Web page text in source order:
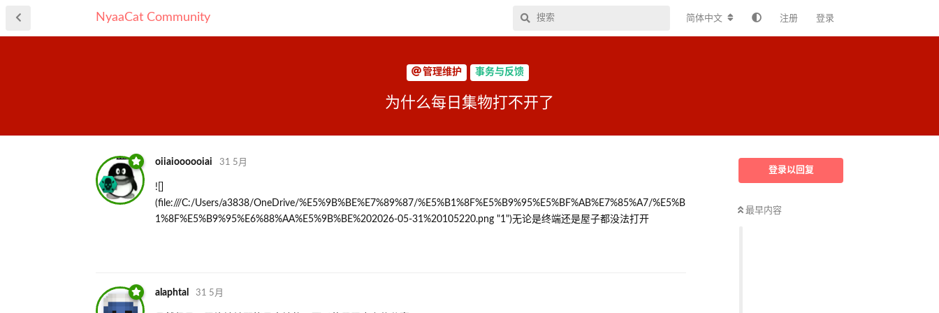
NyaaCat Community 简体中文 注册 登录
管理维护 事务与反馈
为什么每日集物打不开了
登录以回复
最早内容
oiiaioooooiai 31 5月
![]
(file:///C:/Users/a3838/OneDrive/%E5%9B%BE%E7%89%87/%E5%B1%8F%E5%B9%95%E5%BF%AB%E7%85%A7/%E5%B
1%8F%E5%B9%95%E6%88%AA%E5%9B%BE%202026-05-31%20105220.png "1")无论是终端还是屋子都没法打开
alaphtal 31 5月